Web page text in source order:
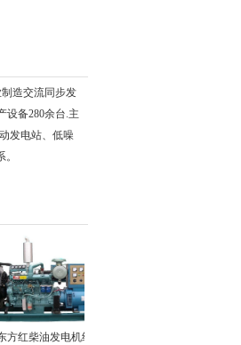
造交流同步发
设备280余台.主
发电站、低噪
红柴油发电机组